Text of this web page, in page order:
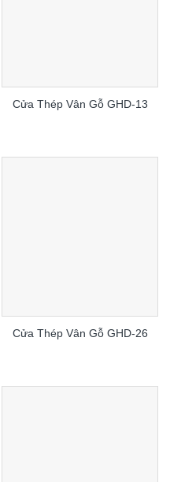
Cửa Thép Vân Gỗ GHD-13
Cửa Thép Vân Gỗ GHD-26